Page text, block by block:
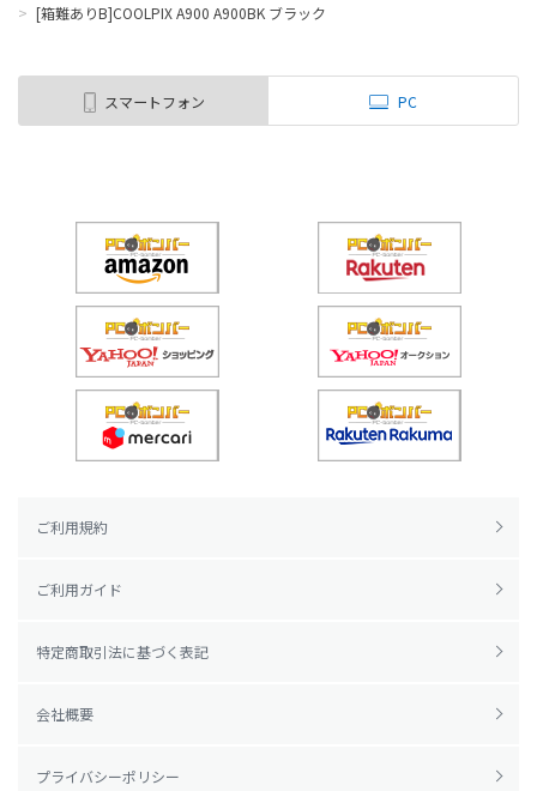
> [箱難ありB]COOLPIX A900 A900BK ブラック
スマートフォン PC
ご利用規約
ご利用ガイド
特定商取引法に基づく表記
会社概要
プライバシーポリシー